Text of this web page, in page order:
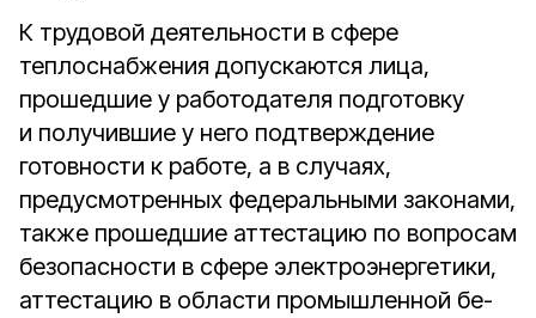
К трудовой деятельности в сфере
теплоснабжения допускаются лица,
прошедшие у работодателя подготовку
и получившие у него подтверждение
готовности к работе, а в случаях,
предусмотренных федеральными законами,
также прошедшие аттестацию по вопросам
безопас­ности в сфере электроэнергетики,
аттестацию в области промышленной бе­